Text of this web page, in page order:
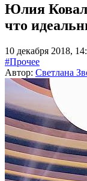
Юлия
что
10 декабря 2018,
#Прочее
Автор: Светлана